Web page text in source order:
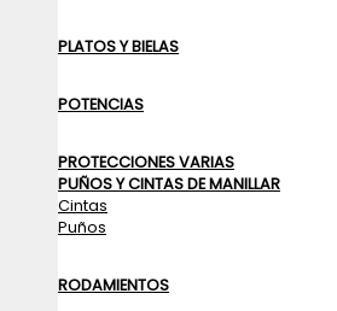
PLATOS Y BIELAS
POTENCIAS
PROTECCIONES VARIAS
PUÑOS Y CINTAS DE MANILLAR
Cintas
Puños
RODAMIENTOS